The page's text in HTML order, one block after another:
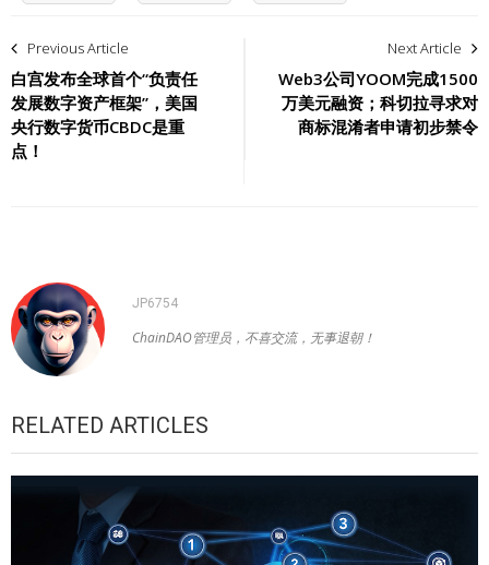
章
导
航
Previous Article
白宫发布全球首个“负责任
发展数字资产框架”，美国
央行数字货币CBDC是重
点！
Next Article
Web3公司YOOM完成1500
万美元融资；科切拉寻求对
商标混淆者申请初步禁令
JP6754
ChainDAO管理员，不喜交流，无事退朝！
RELATED ARTICLES